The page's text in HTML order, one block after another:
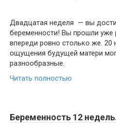
Двадцатая неделя — вы
беременности! Вы прошли уже
впереди ровно столько же. 20
ощущения будущей матери
разнообразные.
Читать полностью
Беременность 12